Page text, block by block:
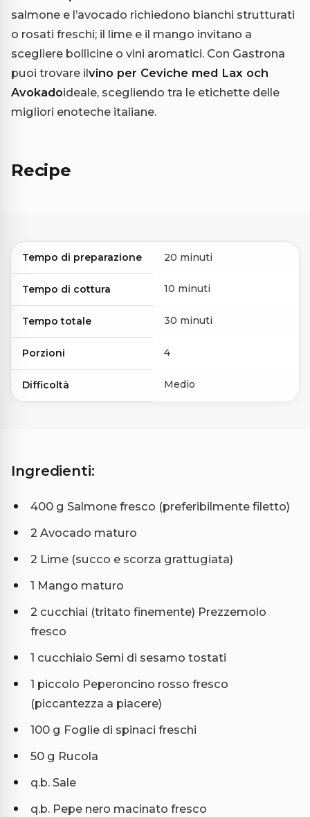
salmone e l’avocado richiedono bianchi strutturati
o rosati freschi; il lime e il mango invitano a
scegliere bollicine o vini aromatici. Con Gastrona
puoi trovare ilvino per Ceviche med Lax och
Avokadoideale, scegliendo tra le etichette delle
migliori enoteche italiane.
Recipe
Tempo di preparazione 20 minuti
Tempo di cottura 10 minuti
Tempo totale 30 minuti
Porzioni 4
Difficoltà Medio
Ingredienti:
400 g Salmone fresco (preferibilmente filetto)
2 Avocado maturo
2 Lime (succo e scorza grattugiata)
1 Mango maturo
2 cucchiai (tritato finemente) Prezzemolo
fresco
1 cucchiaio Semi di sesamo tostati
1 piccolo Peperoncino rosso fresco
(piccantezza a piacere)
100 g Foglie di spinaci freschi
50 g Rucola
q.b. Sale
q.b. Pepe nero macinato fresco